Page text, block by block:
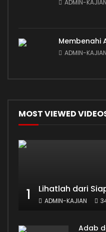
ADMIN-KAJIAN
Membenahi
ADMIN-KAJIAN
MOST VIEWED
1 ADMIN-KAJIAN
Adab